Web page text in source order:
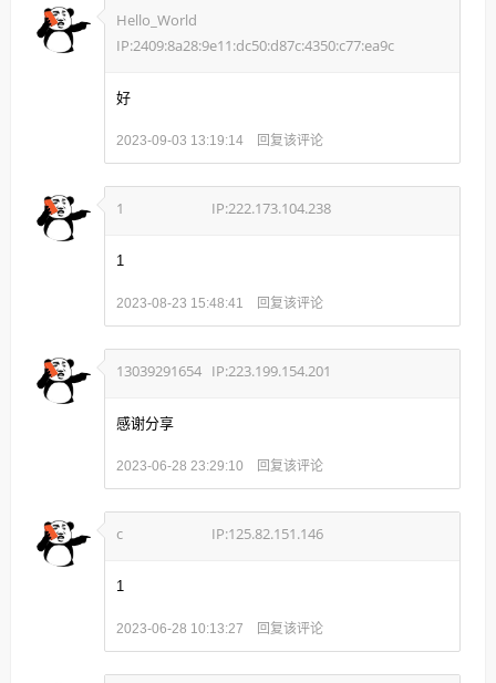
Hello_World
IP:2409:8a28:9e11:dc50:d87c:4350:c77:ea9c
好
2023-09-03 13:19:14 回复该评论
1 IP:222.173.104.238
1
2023-08-23 15:48:41 回复该评论
13039291654 IP:223.199.154.201
感谢分享
2023-06-28 23:29:10 回复该评论
c IP:125.82.151.146
1
2023-06-28 10:13:27 回复该评论